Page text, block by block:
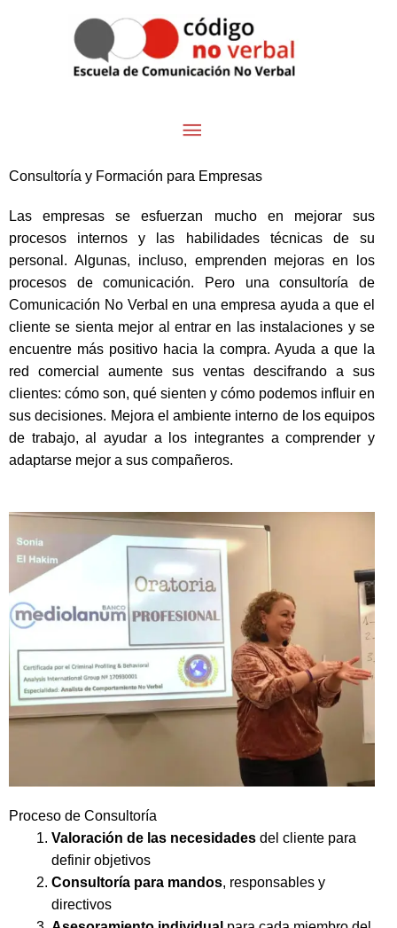
Menú
principal
Consultoría y Formación para Empresas
Las empresas se esfuerzan mucho en mejorar sus
procesos internos y las habilidades técnicas de su
personal. Algunas, incluso, emprenden mejoras en los
procesos de comunicación. Pero una consultoría de
Comunicación No Verbal en una empresa ayuda a que el
cliente se sienta mejor al entrar en las instalaciones y se
encuentre más positivo hacia la compra. Ayuda a que la
red comercial aumente sus ventas descifrando a sus
clientes: cómo son, qué sienten y cómo podemos influir en
sus decisiones. Mejora el ambiente interno de los equipos
de trabajo, al ayudar a los integrantes a comprender y
adaptarse mejor a sus compañeros.
Proceso de Consultoría
Valoración de las necesidades del cliente para
definir objetivos
Consultoría para mandos, responsables y
directivos